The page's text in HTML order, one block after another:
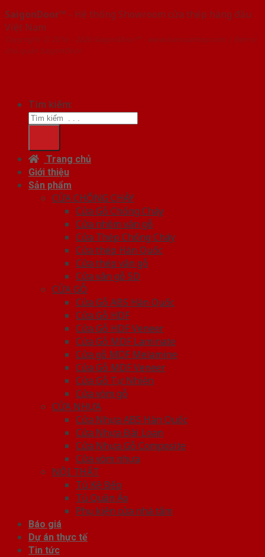
SaigonDoor™ - Hệ thống Showroom cửa thép hàng đầu
Việt Nam
Copyright ⓒ 2016 – 2026 SaigonDoor™ - www.bancuathep.com | Đơn vị
chủ quản SaigonDoor
Tìm kiếm:
Trang chủ
Giới thiệu
Sản phẩm
CỬA CHỐNG CHÁY
Cửa Gỗ Chống Cháy
Cửa nhôm vân gỗ
Cửa Thép Chống Cháy
Cửa thép Hàn Quốc
Cửa thép vân gỗ
Cửa vân gỗ 5D
CỬA GỖ
Cửa Gỗ ABS Hàn Quốc
Cửa Gỗ HDF
Cửa Gỗ HDF Veneer
Cửa Gỗ MDF Laminate
Cửa gỗ MDF Melamine
Cửa Gỗ MDF Veneer
Cửa Gỗ Tự Nhiên
Cửa vòm gỗ
CỬA NHỰA
Cửa Nhựa ABS Hàn Quốc
Cửa Nhựa Đài Loan
Cửa Nhựa Gỗ Composite
Cửa vòm nhựa
NỘI THẤT
Tủ Kệ Bếp
Tủ Quần Áo
Phụ kiện cửa nhà tắm
Báo giá
Dự án thực tế
Tin tức